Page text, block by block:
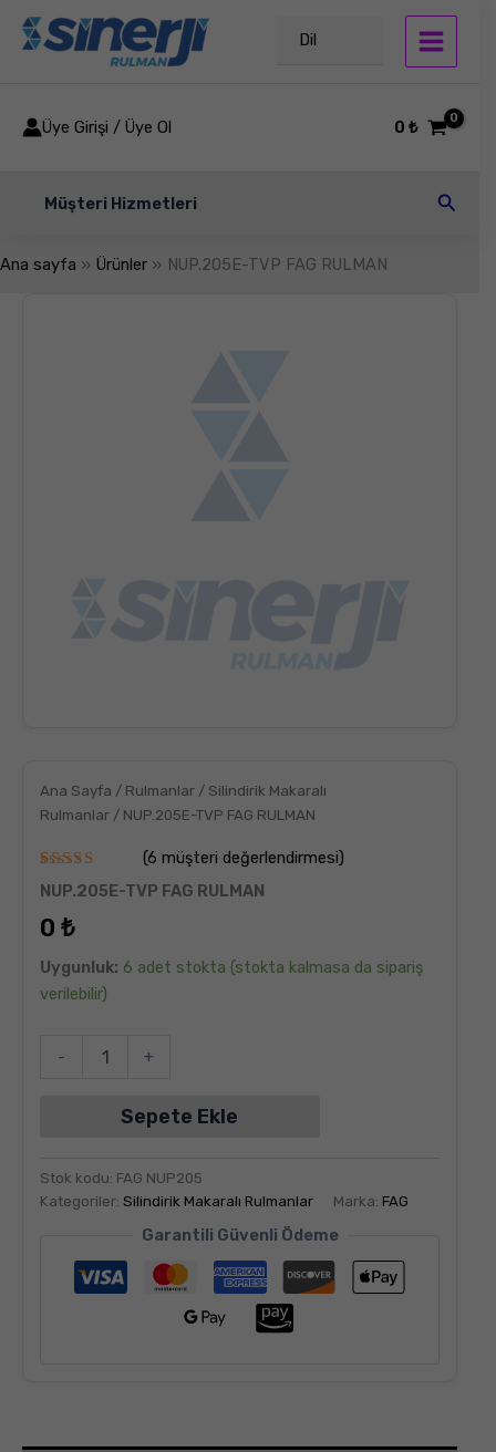
İçeriğe
atla
Dil
Üye Girişi / Üye Ol 0₺
Müşteri Hizmetleri Arama
Ana sayfa Ürünler NUP.205E-TVP FAG RULMAN
Ana Sayfa / Rulmanlar / Silindirik Makaralı
Rulmanlar / NUP.205E-TVP FAG RULMAN
6
müşteri
puanına
5
5.00
puan
aldı
(6 müşteri değerlendirmesi)
NUP.205E-TVP FAG RULMAN
0 ₺
Uygunluk: 6 adet stokta (stokta kalmasa da sipariş
verilebilir)
- +
Sepete Ekle
Stok kodu: FAG NUP205
Kategoriler: Silindirik Makaralı Rulmanlar Marka: FAG
Garantili Güvenli Ödeme